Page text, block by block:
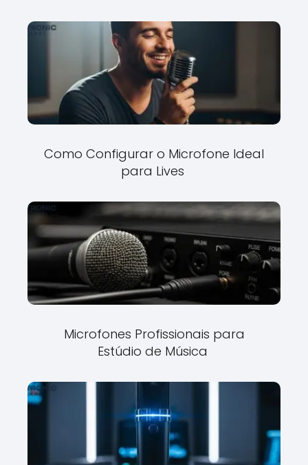
Como Configurar o Microfone Ideal
para Lives
Microfones Profissionais para
Estúdio de Música